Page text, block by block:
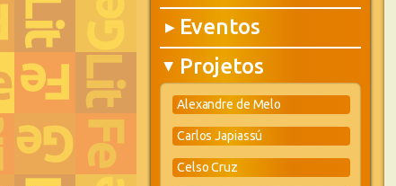
▶ Eventos
▶ Projetos
Alexandre de Melo
Carlos Japiassú
Celso Cruz